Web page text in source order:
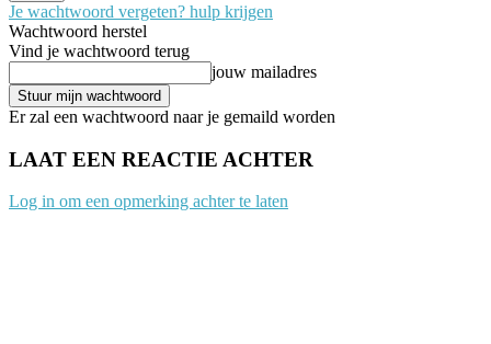
Je wachtwoord vergeten? hulp krijgen
Wachtwoord herstel
Vind je wachtwoord terug
jouw mailadres
Er zal een wachtwoord naar je gemaild worden
LAAT EEN REACTIE ACHTER
Log in om een opmerking achter te laten